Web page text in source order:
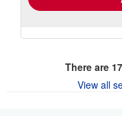
There are 17
View all